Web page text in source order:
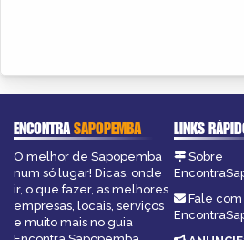
ENCONTRASAPOPEMBA
O melhor de Sapopemba
num só lugar! Dicas, onde
ir, o que fazer, as melhores
empresas, locais, serviços
e muito mais no guia
LINKS
Sobre
Fale com